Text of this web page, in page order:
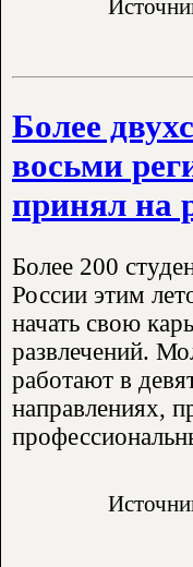
Более
восьми
принял на
Более 200
России этим
начать свою
развлечений.
работают в
направлениях,